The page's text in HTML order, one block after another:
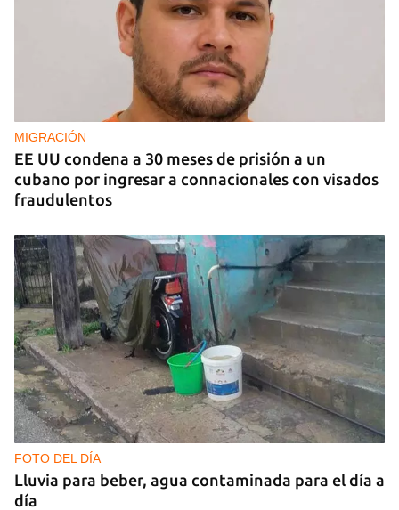
MIGRACIÓN
EE UU condena a 30 meses de prisión a un
cubano por ingresar a connacionales con visados
fraudulentos
FOTO DEL DÍA
Lluvia para beber, agua contaminada para el día a
día